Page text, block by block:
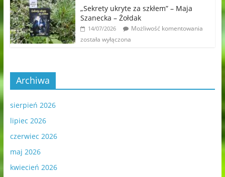
„Sekrety ukryte za szkłem” – Maja
Szanecka – Żołdak
14/07/2026
Możliwość komentowania
została wyłączona
Archiwa
sierpień 2026
lipiec 2026
czerwiec 2026
maj 2026
kwiecień 2026